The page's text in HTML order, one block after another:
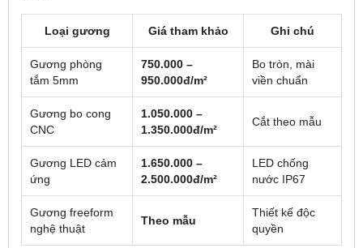
Loại gương Giá tham khảo Ghi chú
Gương phòng
tắm 5mm
750.000 –
950.000đ/m²
Bo tròn, mài
viền chuẩn
Gương bo cong
CNC
1.050.000 –
1.350.000đ/m²
Cắt theo mẫu
Gương LED cảm
ứng
1.650.000 –
2.500.000đ/m²
LED chống
nước IP67
Gương freeform
nghệ thuật
Theo mẫu
Thiết kế độc
quyền